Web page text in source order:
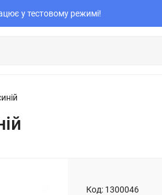
у тестовому режимі!
Код: 1300046